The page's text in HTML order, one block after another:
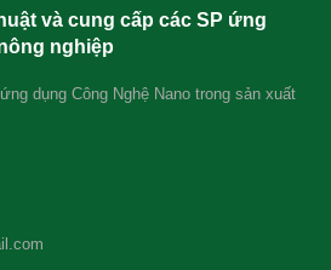
và cung cấp các SP ứng
nghiệp
dụng Công Nghệ Nano trong sản xuất